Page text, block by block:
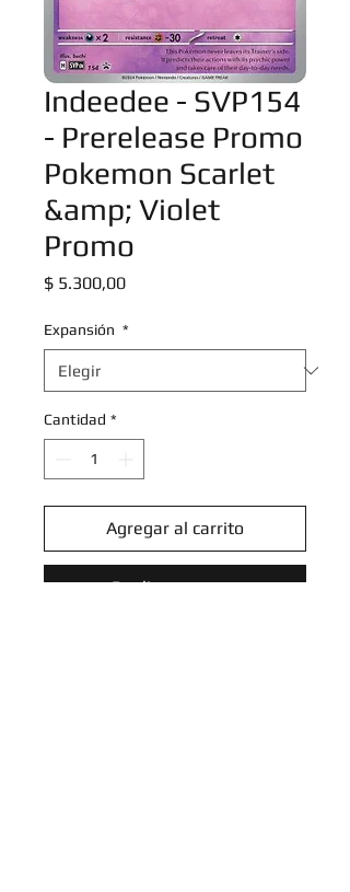
Indeedee - SVP154
- Prerelease Promo
Pokemon Scarlet
&amp; Violet
Promo
$ 5.300,00Precio
Expansión *
Cantidad *
Agregar al carrito
Realizar compra